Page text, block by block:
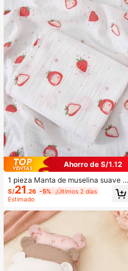
Ahorro de S/1.12
1 pieza Manta de muselina suave y
transpirable para bebés, 110*110cm
S/21 .26 -5% ¡Últimos 2 días
Estimado